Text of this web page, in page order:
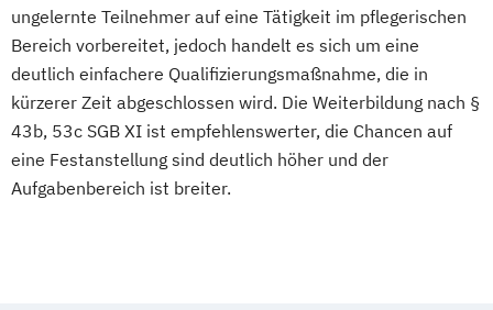
ungelernte Teilnehmer auf eine Tätigkeit im pflegerischen
Bereich vorbereitet, jedoch handelt es sich um eine
deutlich einfachere Qualifizierungsmaßnahme, die in
kürzerer Zeit abgeschlossen wird. Die Weiterbildung nach §
43b, 53c SGB XI ist empfehlenswerter, die Chancen auf
eine Festanstellung sind deutlich höher und der
Aufgabenbereich ist breiter.